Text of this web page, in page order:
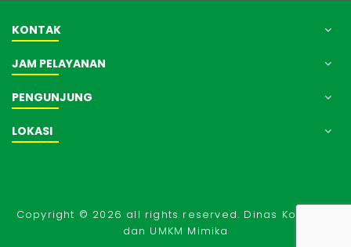
KONTAK
JAM PELAYANAN
PENGUNJUNG
LOKASI
Copyright © 2026 all rights reserved. Dinas Koperasi
dan UMKM Mimika